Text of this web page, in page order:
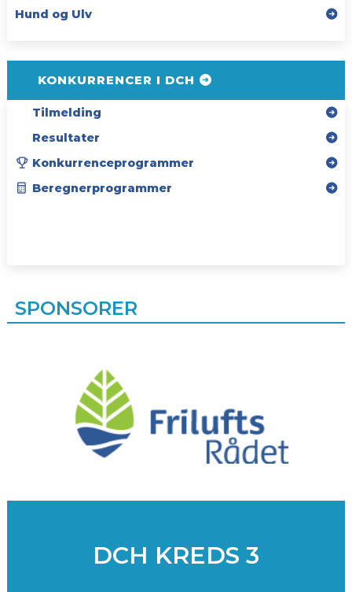
Hund og Ulv
KONKURRENCER I DCH
Tilmelding
Resultater
Konkurrenceprogrammer
Beregnerprogrammer
SPONSORER
DCH KREDS 3